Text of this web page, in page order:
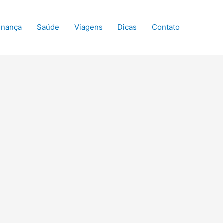
Saúde Viagens Dicas Contato